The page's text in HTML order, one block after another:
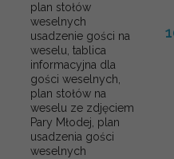
plan stołów
weselnych
usadzenie gości na
weselu, tablica
informacyjna dla
gości weselnych,
plan stołów na
weselu ze zdjęciem
Pary Młodej, plan
usadzenia gości
weselnych